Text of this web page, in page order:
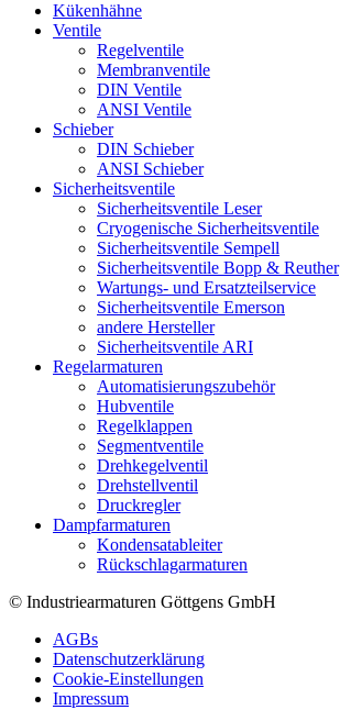
Kükenhähne
Ventile
Regelventile
Membranventile
DIN Ventile
ANSI Ventile
Schieber
DIN Schieber
ANSI Schieber
Sicherheitsventile
Sicherheitsventile Leser
Cryogenische Sicherheitsventile
Sicherheitsventile Sempell
Sicherheitsventile Bopp & Reuther
Wartungs- und Ersatzteilservice
Sicherheitsventile Emerson
andere Hersteller
Sicherheitsventile ARI
Regelarmaturen
Automatisierungszubehör
Hubventile
Regelklappen
Segmentventile
Drehkegelventil
Drehstellventil
Druckregler
Dampfarmaturen
Kondensatableiter
Rückschlagarmaturen
© Industriearmaturen Göttgens GmbH
AGBs
Datenschutzerklärung
Cookie-Einstellungen
Impressum